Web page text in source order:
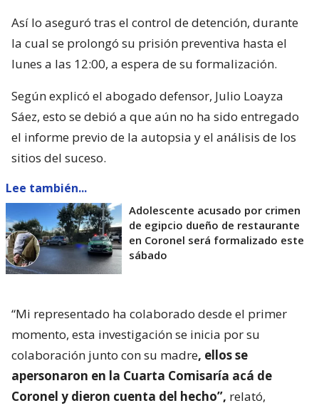
Así lo aseguró tras el control de detención, durante
la cual se prolongó su prisión preventiva hasta el
lunes a las 12:00, a espera de su formalización.
Según explicó el abogado defensor, Julio Loayza
Sáez, esto se debió a que aún no ha sido entregado
el informe previo de la autopsia y el análisis de los
sitios del suceso.
Lee también...
Adolescente acusado por crimen
de egipcio dueño de restaurante
en Coronel será formalizado este
sábado
“Mi representado ha colaborado desde el primer
momento, esta investigación se inicia por su
colaboración junto con su madre, ellos se
apersonaron en la Cuarta Comisaría acá de
Coronel y dieron cuenta del hecho”, relató,